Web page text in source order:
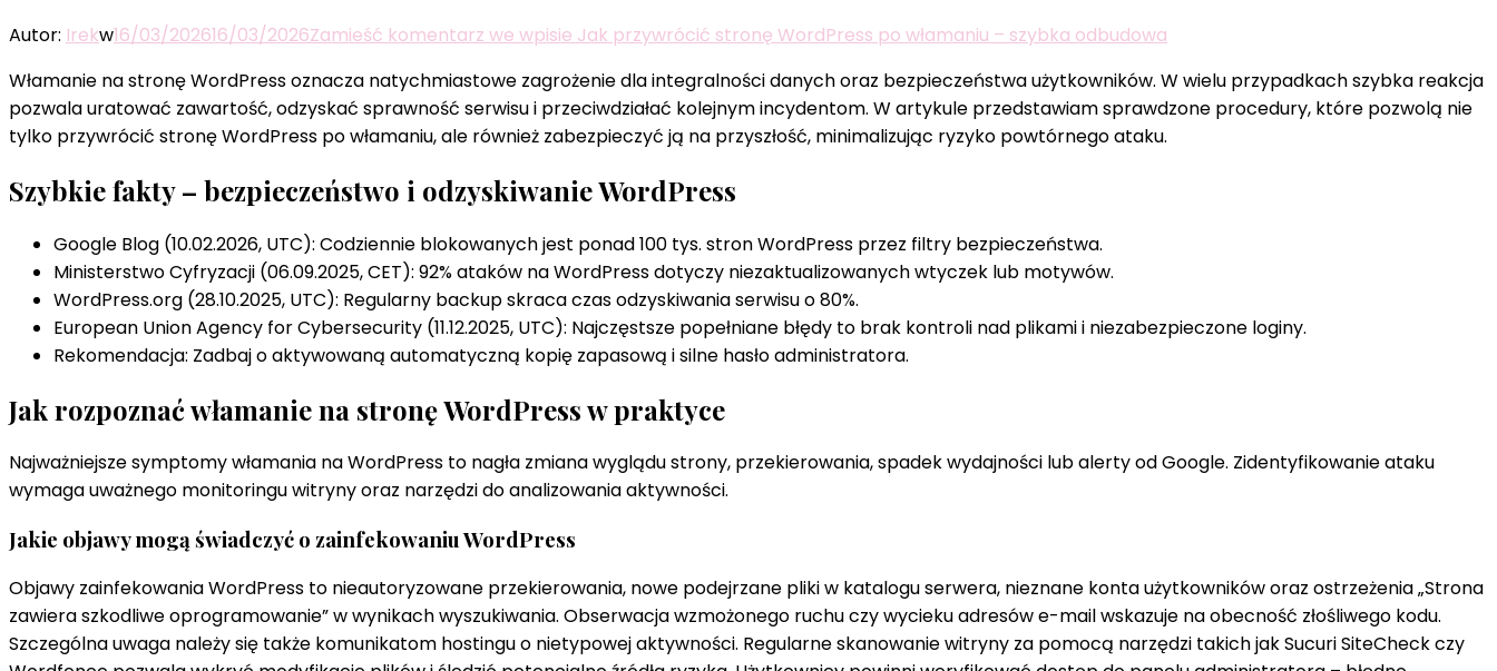
Autor: Irekw16/03/202616/03/2026Zamieść komentarz we wpisie Jak przywrócić stronę WordPress po włamaniu – szybka odbudowa
Włamanie na stronę WordPress oznacza natychmiastowe zagrożenie dla integralności danych oraz bezpieczeństwa użytkowników. W wielu przypadkach szybka reakcja
pozwala uratować zawartość, odzyskać sprawność serwisu i przeciwdziałać kolejnym incydentom. W artykule przedstawiam sprawdzone procedury, które pozwolą nie
tylko przywrócić stronę WordPress po włamaniu, ale również zabezpieczyć ją na przyszłość, minimalizując ryzyko powtórnego ataku.
Szybkie fakty – bezpieczeństwo i odzyskiwanie WordPress
Google Blog (10.02.2026, UTC): Codziennie blokowanych jest ponad 100 tys. stron WordPress przez filtry bezpieczeństwa.
Ministerstwo Cyfryzacji (06.09.2025, CET): 92% ataków na WordPress dotyczy niezaktualizowanych wtyczek lub motywów.
WordPress.org (28.10.2025, UTC): Regularny backup skraca czas odzyskiwania serwisu o 80%.
European Union Agency for Cybersecurity (11.12.2025, UTC): Najczęstsze popełniane błędy to brak kontroli nad plikami i niezabezpieczone loginy.
Rekomendacja: Zadbaj o aktywowaną automatyczną kopię zapasową i silne hasło administratora.
Jak rozpoznać włamanie na stronę WordPress w praktyce
Najważniejsze symptomy włamania na WordPress to nagła zmiana wyglądu strony, przekierowania, spadek wydajności lub alerty od Google. Zidentyfikowanie ataku
wymaga uważnego monitoringu witryny oraz narzędzi do analizowania aktywności.
Jakie objawy mogą świadczyć o zainfekowaniu WordPress
Objawy zainfekowania WordPress to nieautoryzowane przekierowania, nowe podejrzane pliki w katalogu serwera, nieznane konta użytkowników oraz ostrzeżenia „Strona
zawiera szkodliwe oprogramowanie” w wynikach wyszukiwania. Obserwacja wzmożonego ruchu czy wycieku adresów e-mail wskazuje na obecność złośliwego kodu.
Szczególna uwaga należy się także komunikatom hostingu o nietypowej aktywności. Regularne skanowanie witryny za pomocą narzędzi takich jak Sucuri SiteCheck czy